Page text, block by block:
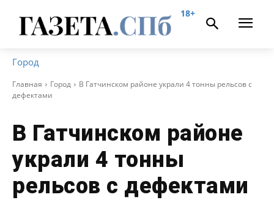
18+
Город
Главная Город
В Гатчинском районе украли 4 тонны рельсов с
дефектами
В Гатчинском районе
украли 4 тонны
рельсов с дефектами